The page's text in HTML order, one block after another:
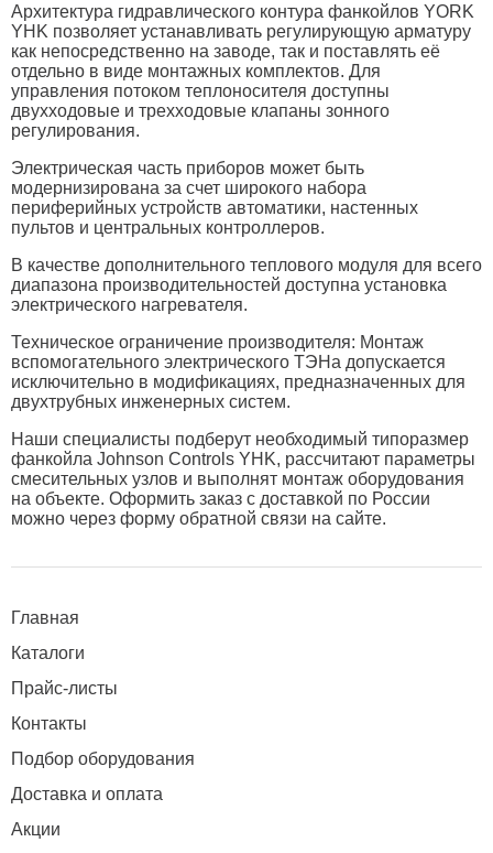
Архитектура гидравлического контура фанкойлов YORK
YHK позволяет устанавливать регулирующую арматуру
как непосредственно на заводе, так и поставлять её
отдельно в виде монтажных комплектов. Для
управления потоком теплоносителя доступны
двухходовые и трехходовые клапаны зонного
регулирования.
Электрическая часть приборов может быть
модернизирована за счет широкого набора
периферийных устройств автоматики, настенных
пультов и центральных контроллеров.
В качестве дополнительного теплового модуля для всего
диапазона производительностей доступна установка
электрического нагревателя.
Техническое ограничение производителя: Монтаж
вспомогательного электрического ТЭНа допускается
исключительно в модификациях, предназначенных для
двухтрубных инженерных систем.
Наши специалисты подберут необходимый типоразмер
фанкойла Johnson Controls YHK, рассчитают параметры
смесительных узлов и выполнят монтаж оборудования
на объекте. Оформить заказ с доставкой по России
можно через форму обратной связи на сайте.
Главная
Каталоги
Прайс-листы
Контакты
Подбор оборудования
Доставка и оплата
Акции